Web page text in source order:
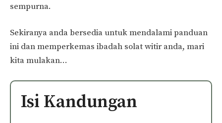
sempurna.
Sekiranya anda bersedia untuk mendalami panduan
ini dan memperkemas ibadah solat witir anda, mari
kita mulakan…
Isi Kandungan